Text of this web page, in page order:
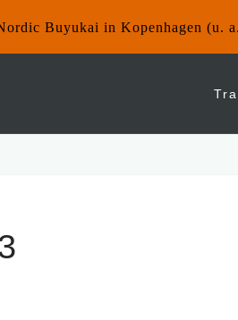
Buyukai in Kopenhagen (u.